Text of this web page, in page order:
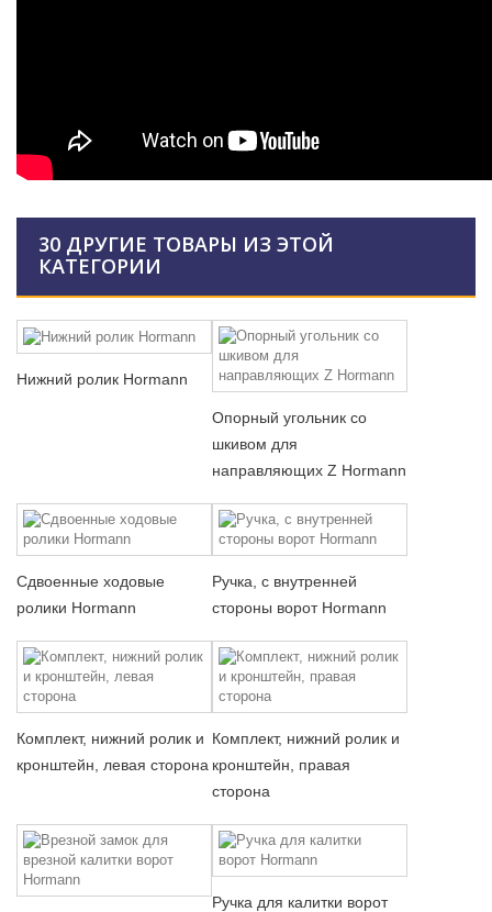
30 ДРУГИЕ ТОВАРЫ ИЗ ЭТОЙ
КАТЕГОРИИ
Нижний ролик Hormann
Опорный угольник со
шкивом для
направляющих Z Hormann
Сдвоенные ходовые
ролики Hormann
Ручка, с внутренней
стороны ворот Hormann
Комплект, нижний ролик и
кронштейн, левая сторона
Комплект, нижний ролик и
кронштейн, правая
сторона
Ручка для калитки ворот